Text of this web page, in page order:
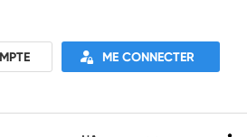
ME CONNECTER